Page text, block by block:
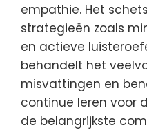
empathie. Het
strategieën zoals
en actieve
behandelt het
misvattingen en
continue leren voor
de belangrijkste